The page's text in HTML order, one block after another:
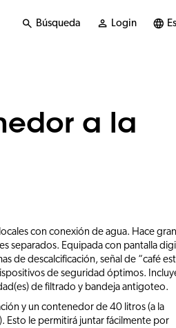
Búsqueda Login
a la
con conexión de agua. Hace
separados. Equipada con pantalla
de descalcificación, señal de “café
de seguridad óptimos.
de filtrado y bandeja antigoteo.
y un contenedor de 40 litros (a la
Esto le permitirá juntar fácilmente por